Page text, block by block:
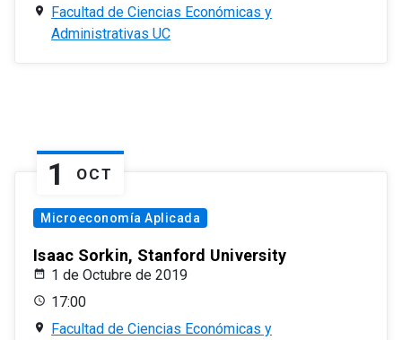
Facultad de Ciencias Económicas y
Administrativas UC
1 OCT
Microeconomía Aplicada
Isaac Sorkin, Stanford University
1 de Octubre de 2019
17:00
Facultad de Ciencias Económicas y